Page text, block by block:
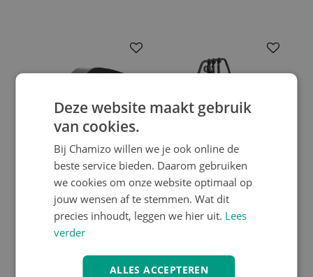
Thule Bexey Rain Cover
Thule
Thule VeloSpace 3 3Bike
Deze website maakt gebruik
van cookies.
Bij Chamizo willen we je ook online de
beste service bieden. Daarom gebruiken
we cookies om onze website optimaal op
jouw wensen af te stemmen. Wat dit
precies inhoudt, leggen we hier uit. Lees
verder
ALLES ACCEPTEREN